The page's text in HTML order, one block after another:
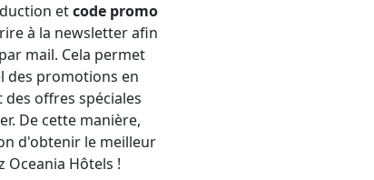
etcode promo
à la newsletter afin
mail. Cela permet
des promotions en
offres spéciales
De cette manière,
d'obtenir le meilleur
Hôtels !